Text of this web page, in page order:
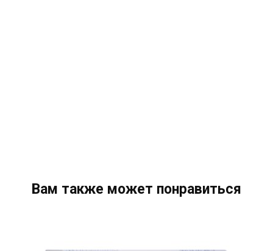
Вам также может понравиться